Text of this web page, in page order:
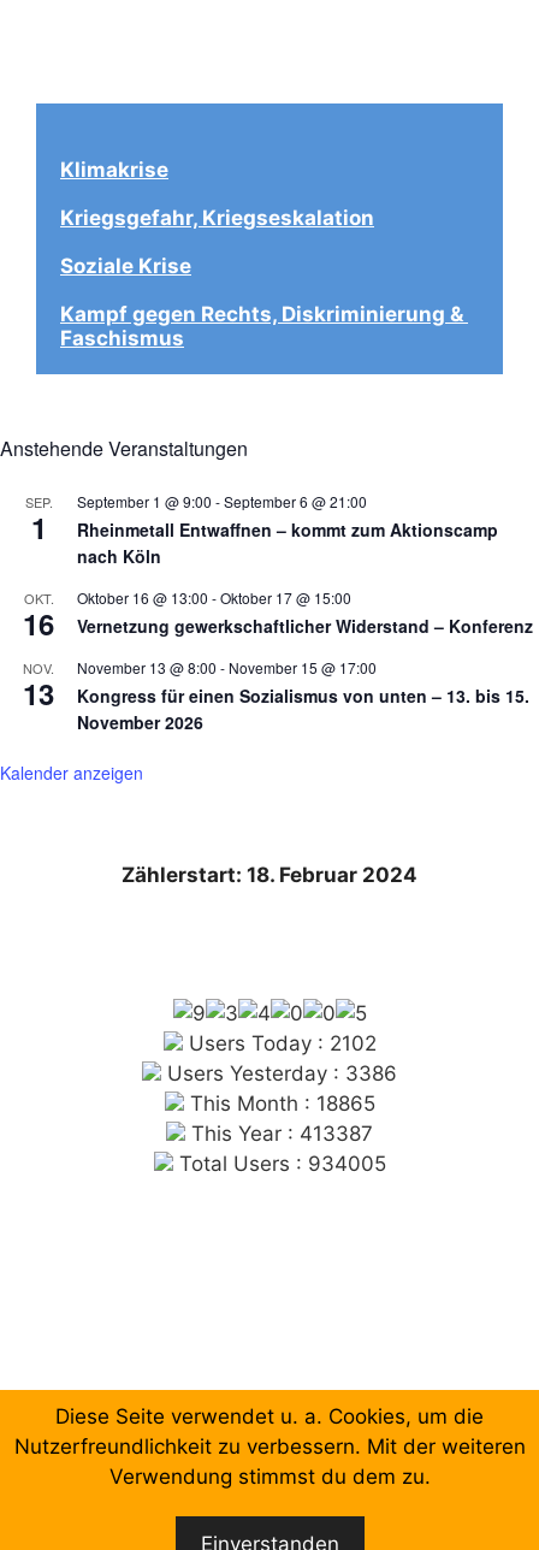
Klimakrise
Kriegsgefahr, Kriegseskalation
Soziale Krise
Kampf gegen Rechts, Diskriminierung &
Faschismus
Anstehende Veranstaltungen
SEP.
1
September 1 @ 9:00 -September 6 @ 21:00
Rheinmetall Entwaffnen – kommt zum Aktionscamp
nach Köln
OKT.
16
Oktober 16 @ 13:00 -Oktober 17 @ 15:00
Vernetzung gewerkschaftlicher Widerstand – Konferenz
NOV.
13
November 13 @ 8:00 - November 15 @ 17:00
Kongress für einen Sozialismus von unten – 13. bis 15.
November 2026
Kalender anzeigen
Zählerstart: 18. Februar 2024
Users Today : 2102
Users Yesterday : 3386
This Month : 18865
This Year : 413387
Total Users : 934005
Chronologische Aufzählung der Beiträge
Diese Seite verwendet u. a. Cookies, um die
Nutzerfreundlichkeit zu verbessern. Mit der weiteren
Verwendung stimmst du dem zu.
Einverstanden